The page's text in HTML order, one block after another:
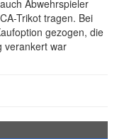
Abwehrspieler
Trikot tragen. Bei
gezogen, die
verankert war